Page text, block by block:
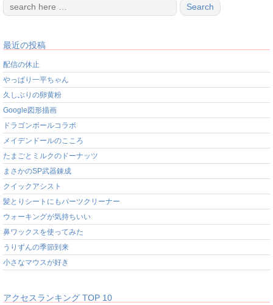
最近の投稿
配信の休止
やっぱり一平ちゃん
久しぶりの卵黄粉
Google図形描画
ドラゴンボールコラボ
メイデンドールのこころ
たまごとミルクのドーナッツ
まさかのSP武器錬成
クイックアシスト
髪とりシートにもパーツクリーナー
ウォーキングが気持ちいい
鼻ワックスを使ってみた
うりずんの季節到来
小さなマウスが好き
アクセスランキング TOP 10